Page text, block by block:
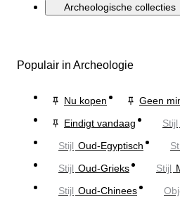
Archeologische collecties
Populair in Archeologie
Nu kopen
Geen
Eindigt vandaag
Stijl
Stijl Oud-Egyptisch
Stijl Oud-Grieks Stijl
Stijl Oud-Chinees